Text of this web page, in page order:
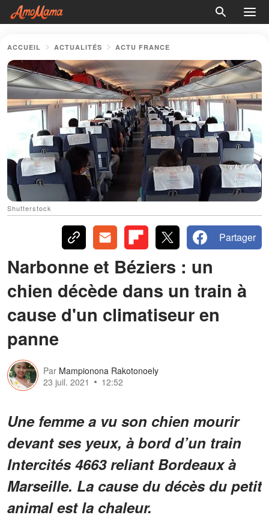
ACCUEIL ACTUALITÉS ACTU FRANCE
Shutterstock
Partager
Narbonne et Béziers : un
chien décède dans un train à
cause d'un climatiseur en
panne
Par Mampionona Rakotonoely
23 juil. 2021
12:52
Une femme a vu son chien mourir
devant ses yeux, à bord d’un train
Intercités 4663 reliant Bordeaux à
Marseille. La cause du décès du petit
animal est la chaleur.